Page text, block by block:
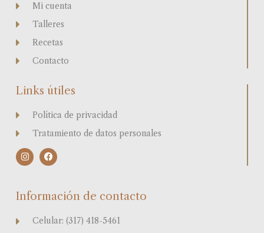
Mi cuenta
Talleres
Recetas
Contacto
Links útiles
Política de privacidad
Tratamiento de datos personales
I
n
s
g
F
a
c
o
k
Información de contacto
Celular: (317) 418-5461